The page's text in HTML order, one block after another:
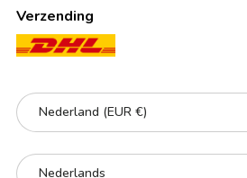
Verzending
Land/Regio
Nederland (EUR €)
Taal
Nederlands